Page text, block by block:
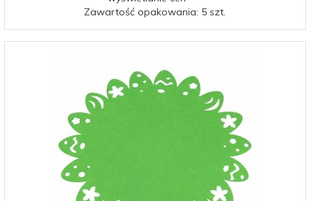
Zawartość opakowania: 5 szt.